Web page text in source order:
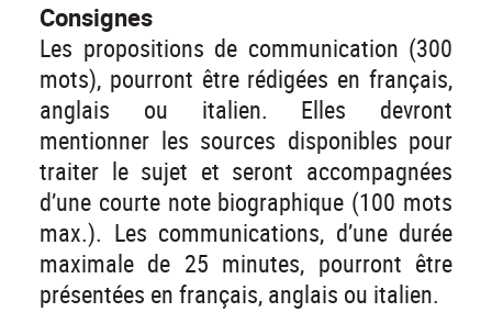
Consignes
Les propositions de communication (300
mots), pourront être rédigées en français,
anglais ou italien. Elles devront
mentionner les sources disponibles pour
traiter le sujet et seront accompagnées
d’une courte note biographique (100 mots
max.). Les communications, d’une durée
maximale de 25 minutes, pourront être
présentées en français, anglais ou italien.